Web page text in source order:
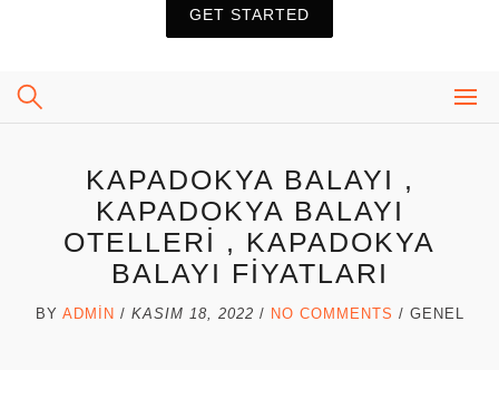
GET STARTED
KAPADOKYA BALAYI ,
KAPADOKYA BALAYI
OTELLERI , KAPADOKYA
BALAYI FIYATLARI
BY ADMIN / KASIM 18, 2022 / NO COMMENTS / GENEL